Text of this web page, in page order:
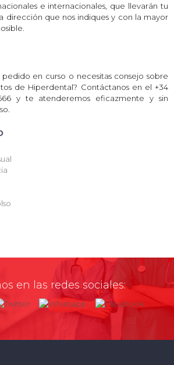
e internacionales, que llevarán tu
dirección que nos indiques y con la mayor
pedido en curso o necesitas consejo sobre
de Hiperdental? Contáctanos en el +34
y te atenderemos eficazmente y sin
en las redes sociales: